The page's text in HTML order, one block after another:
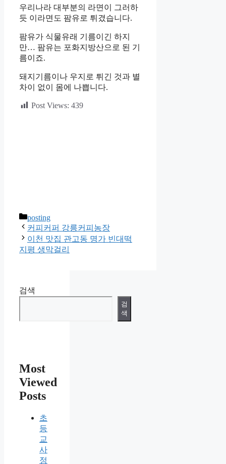
우리나라 대부분의 라면이 그러하
듯 이라면도 팜유로 튀겼습니다.
팜유가 식물유래 기름이긴 하지
만… 팜유는 포화지방산으로 된 기
름이죠.
돼지기름이나 우지로 튀긴 것과 별
차이 없이 몸에 나쁩니다.
Post Views: 439
카
테
고
리
posting
커피커퍼 강릉커피농장
이천 맛집 관고동 명가 빈대떡
지평 생막걸리
검색
검
색
Most
Viewed
Posts
초
등
교
사
정